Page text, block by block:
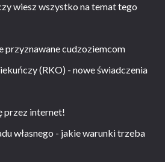
wiesz wszystko na temat tego
przyznawane cudzoziemcom
(RKO) - nowe świadczenia
przez internet!
własnego - jakie warunki trzeba